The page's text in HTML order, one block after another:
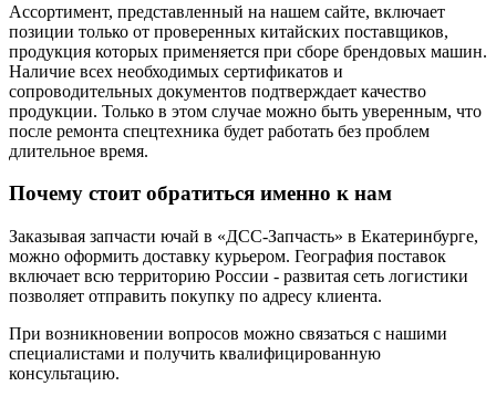
Ассортимент, представленный на нашем сайте, включает
позиции только от проверенных китайских поставщиков,
продукция которых применяется при сборе брендовых машин.
Наличие всех необходимых сертификатов и
сопроводительных документов подтверждает качество
продукции. Только в этом случае можно быть уверенным, что
после ремонта спецтехника будет работать без проблем
длительное время.
Почему стоит обратиться именно к нам
Заказывая запчасти ючай в «ДСС-Запчасть» в Екатеринбурге,
можно оформить доставку курьером. География поставок
включает всю территорию России - развитая сеть логистики
позволяет отправить покупку по адресу клиента.
При возникновении вопросов можно связаться с нашими
специалистами и получить квалифицированную
консультацию.